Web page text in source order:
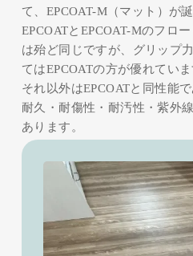
て、EPCOAT-M（マット）が
EPCOATとEPCOAT-Mのフロ
は殆ど同じですが、グリップ
てはEPCOATの方が優れていま
それ以外はEPCOATと同性能
耐久・耐傷性・耐汚性・紫外
あります。